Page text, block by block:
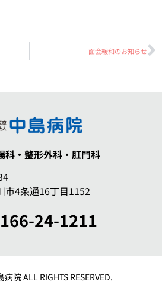
面会緩和のお知らせ
科 ・整形外科・肛門科
市4条通16丁目1152
24-1211
病院ALL RIGHTS RESERVED.